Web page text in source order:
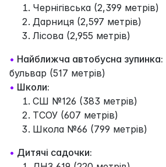
Чернігівська (2,399 метрів)
Дарниця (2,597 метрів)
Лісова (2,955 метрів)
• Найближча автобусна зупинка:
бульвар (517 метрів)
• Школи:
СШ №126 (383 метрів)
ТСОУ (607 метрів)
Школа №66 (799 метрів)
• Дитячі садочки: